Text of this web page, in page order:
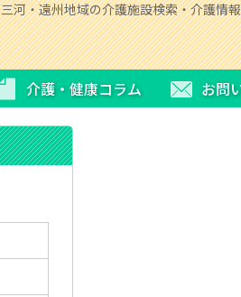
三河・遠州地域の介護施設検索・介護情
介護・健康コラム お問